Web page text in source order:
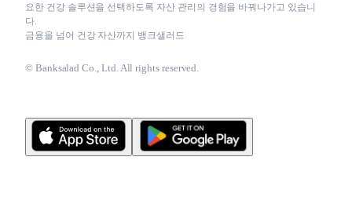
요한 건강 솔루션을 선택하도록 자산 관리의 경험을 바꿔나가고 있습니
다.
금융을 넘어 건강 자산까지 뱅크샐러드
© Banksalad Co., Ltd. All rights reserved.